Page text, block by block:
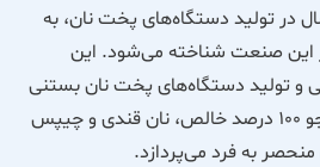
در تولید دستگاه‌های پخت نان، به
این صنعت شناخته می‌شود. این
و تولید دستگاه‌های پخت نان بستنی
شیرین (بیسکویتی)، نان جو 100 درصد خالص، نان قندی و چیپس
منحصر به فرد می‌پردازد.